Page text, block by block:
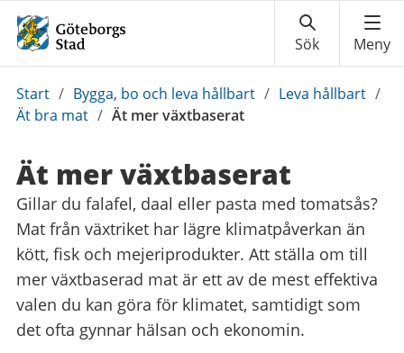
Du
är
Start / Bygga, bo och leva hållbart / Leva hållbart /
Ät bra mat / Ät mer växtbaserat
Ät mer växtbaserat
Gillar du falafel, daal eller pasta med tomatsås?
Mat från växtriket har lägre klimatpåverkan än
kött, fisk och mejeriprodukter. Att ställa om till
mer växtbaserad mat är ett av de mest effektiva
valen du kan göra för klimatet, samtidigt som
det ofta gynnar hälsan och ekonomin.